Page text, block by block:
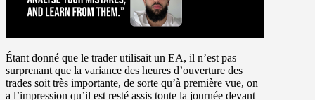
Étant donné que le trader utilisait un EA, il n’est pas
surprenant que la variance des heures d’ouverture des
trades soit très importante, de sorte qu’à première vue, on
a l’impression qu’il est resté assis toute la journée devant